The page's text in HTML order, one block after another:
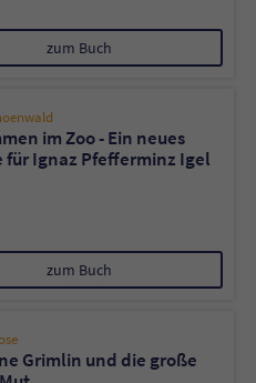
zum Buch
im Zoo - Ein neues
für Ignaz Pfefferminz Igel
zum Buch
Grimlin und die große